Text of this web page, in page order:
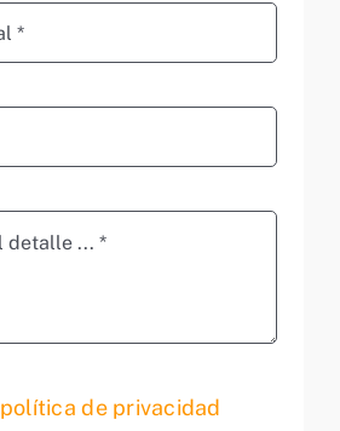
política de privacidad